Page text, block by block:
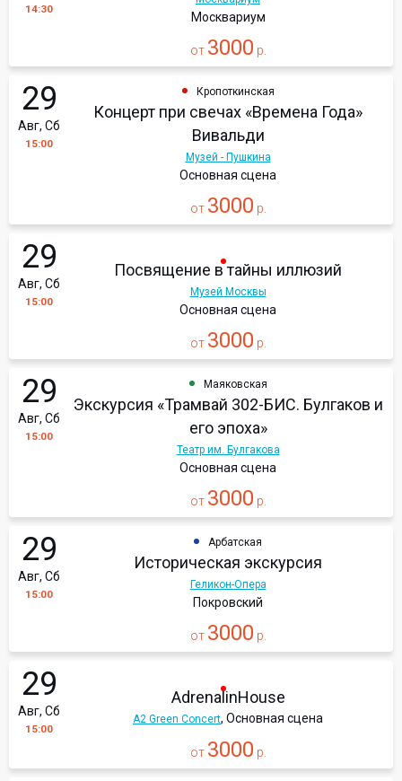
14:30
Москвариум
от 3000 р.
29
Авг, Сб
15:00
Кропоткинская
Концерт при свечах «Времена Года»
Вивальди
Музей - Пушкина
Основная сцена
от 3000 р.
29
Авг, Сб
15:00
Посвящение в тайны иллюзий
Музей Москвы
Основная сцена
от 3000 р.
29
Авг, Сб
15:00
Маяковская
Экскурсия «Трамвай 302-БИС. Булгаков и
его эпоха»
Театр им. Булгакова
Основная сцена
от 3000 р.
29
Авг, Сб
15:00
Арбатская
Историческая экскурсия
Геликон-Опера
Покровский
от 3000 р.
29
Авг, Сб
15:00
AdrenalinHouse
A2 Green Concert, Основная сцена
от 3000 р.